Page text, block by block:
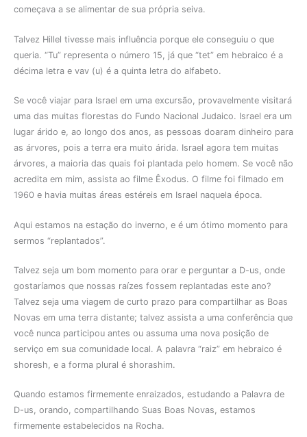
começava a se alimentar de sua própria seiva.
Talvez Hillel tivesse mais influência porque ele conseguiu o que
queria. “Tu” representa o número 15, já que “tet” em hebraico é a
décima letra e vav (u) é a quinta letra do alfabeto.
Se você viajar para Israel em uma excursão, provavelmente visitará
uma das muitas florestas do Fundo Nacional Judaico. Israel era um
lugar árido e, ao longo dos anos, as pessoas doaram dinheiro para
as árvores, pois a terra era muito árida. Israel agora tem muitas
árvores, a maioria das quais foi plantada pelo homem. Se você não
acredita em mim, assista ao filme Êxodus. O filme foi filmado em
1960 e havia muitas áreas estéreis em Israel naquela época.
Aqui estamos na estação do inverno, e é um ótimo momento para
sermos “replantados”.
Talvez seja um bom momento para orar e perguntar a D-us, onde
gostaríamos que nossas raízes fossem replantadas este ano?
Talvez seja uma viagem de curto prazo para compartilhar as Boas
Novas em uma terra distante; talvez assista a uma conferência que
você nunca participou antes ou assuma uma nova posição de
serviço em sua comunidade local. A palavra “raiz” em hebraico é
shoresh, e a forma plural é shorashim.
Quando estamos firmemente enraizados, estudando a Palavra de
D-us, orando, compartilhando Suas Boas Novas, estamos
firmemente estabelecidos na Rocha.